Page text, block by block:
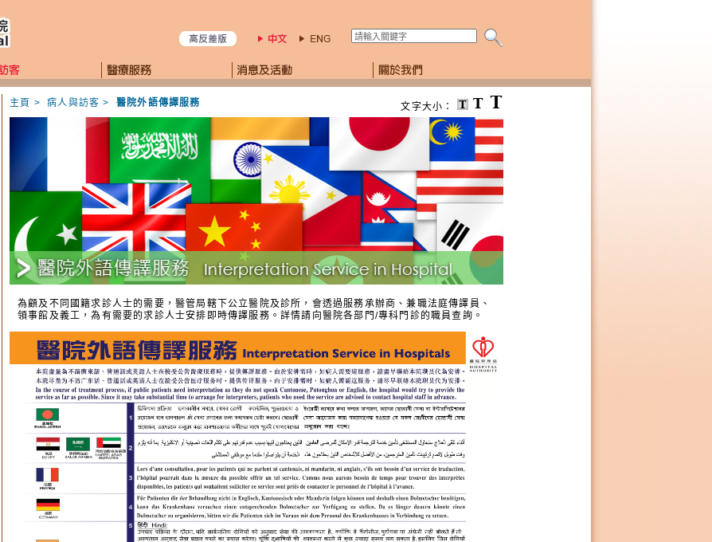
搜尋本網頁
主頁 >病人與訪客 >醫院外語傳譯服務 文字大小：
為顧及不同國籍求診人士的需要，醫管局轄下公立醫院及診所，會透過服務承辦商、兼職法庭傳譯員、
領事館及義工，為有需要的求診人士安排即時傳譯服務。詳情請向醫院各部門/專科門診的職員查詢。